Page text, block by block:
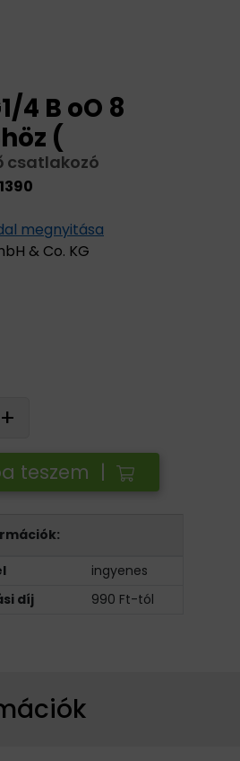
4 B oO 8
(
csatlakozó
megnyitása
& Co. KG
+
teszem |
ingyenes
díj
990 Ft-tól